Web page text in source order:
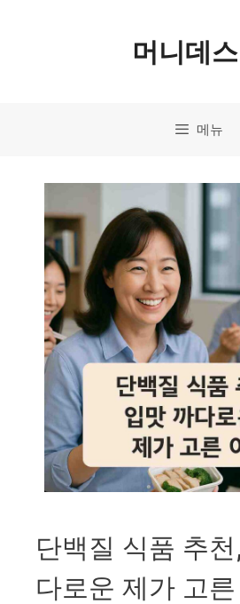
머니데
메뉴
단백질 식품 추
다로운 제가 고